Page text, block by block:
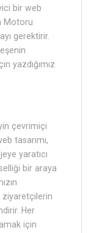
bir web
Motoru
gerektirir.
yazdığımız
çevrimiçi
tasarımı,
yaratıcı
bir araya
ziyaretçilerin
Her
için